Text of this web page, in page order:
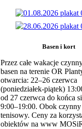
Basen i kort
Przez całe wakacje
basen na terenie OR
otwarcia: 22–26 czerwca
(poniedziałek-piątek)
od 27 czerwca do końca
9:00–19:00. Obok
tenisowy. Ceny za
obiektów na www